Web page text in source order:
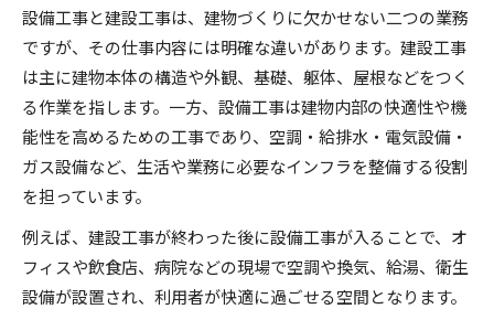
設備工事と建設工事は、建物づくりに欠かせない二つの業務
ですが、その仕事内容には明確な違いがあります。建設工事
は主に建物本体の構造や外観、基礎、躯体、屋根などをつく
る作業を指します。一方、設備工事は建物内部の快適性や機
能性を高めるための工事であり、空調・給排水・電気設備・
ガス設備など、生活や業務に必要なインフラを整備する役割
を担っています。
例えば、建設工事が終わった後に設備工事が入ることで、オ
フィスや飲食店、病院などの現場で空調や換気、給湯、衛生
設備が設置され、利用者が快適に過ごせる空間となります。